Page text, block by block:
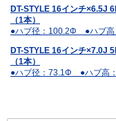
DT-STYLE 16インチ×6.5J
（1本）
●ハブ径：100.2Φ ●ハブ
DT-STYLE 16インチ×7.0J
（1本）
●ハブ径：73.1Φ ●ハブ高